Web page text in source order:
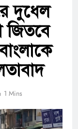
দুধেল
জিতবে
1 Mins